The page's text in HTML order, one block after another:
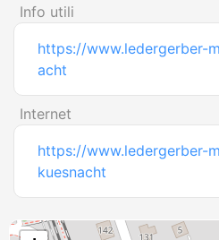
Info utili
https://www.ledergerber-
acht
Internet
https://www.ledergerber-
kuesnacht